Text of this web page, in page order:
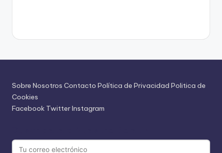
Sobre Nosotros Contacto Política de Privacidad Politica de
Cookies
Facebook TwitterInstagram